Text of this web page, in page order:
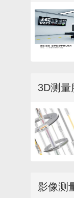
3D测
影像测